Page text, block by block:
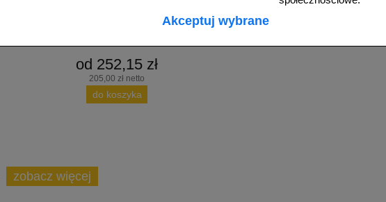
Akceptuj wybrane
od 252,15 zł
205,00 zł netto
do koszyka
zobacz więcej